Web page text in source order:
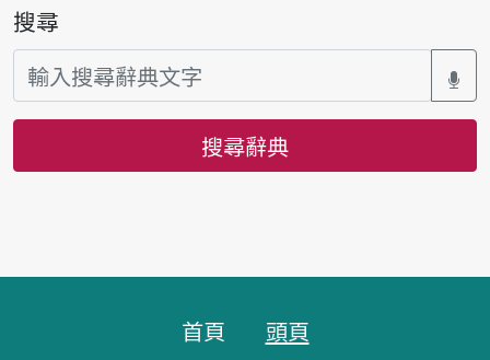
搜尋
搜尋辭典
首頁 頭頁